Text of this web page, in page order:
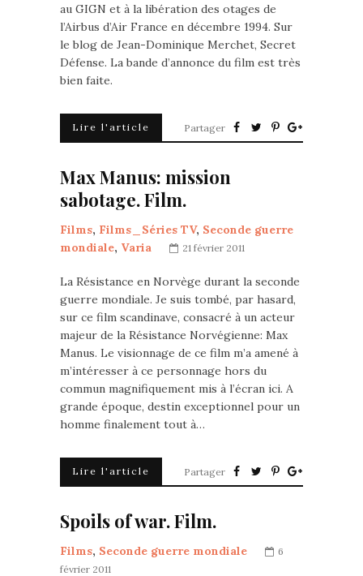
au GIGN et à la libération des otages de
l’Airbus d’Air France en décembre 1994. Sur
le blog de Jean-Dominique Merchet, Secret
Défense. La bande d’annonce du film est très
bien faite.
Lire l'article Partager
Max Manus: mission
sabotage. Film.
Films, Films_Séries TV, Seconde guerre
mondiale, Varia 21 février 2011
La Résistance en Norvège durant la seconde
guerre mondiale. Je suis tombé, par hasard,
sur ce film scandinave, consacré à un acteur
majeur de la Résistance Norvégienne: Max
Manus. Le visionnage de ce film m’a amené à
m’intéresser à ce personnage hors du
commun magnifiquement mis à l’écran ici. A
grande époque, destin exceptionnel pour un
homme finalement tout à…
Lire l'article Partager
Spoils of war. Film.
Films, Seconde guerre mondiale
6
février 2011